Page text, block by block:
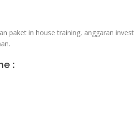
paket in house training, anggaran
: